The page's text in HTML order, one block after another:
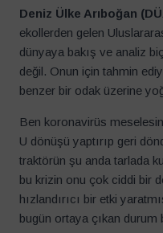
Deniz Ülke Arıboğan
ekollerden gelen
dünyaya bakış ve analiz
değil. Onun için tahmin
benzer bir odak üzerine
Ben koronavirüs
U dönüşü yaptırıp geri
traktörün şu anda tarlada
bu krizin onu çok ciddi bir
hızlandırıcı bir etki
bugün ortaya çıkan durum